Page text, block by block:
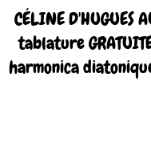
CÉLINE D'HUGUES
tablature
harmonica